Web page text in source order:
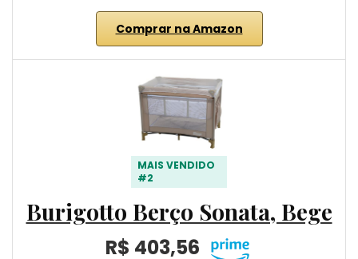
Comprar na Amazon
MAIS VENDIDO
#2
Burigotto Berço Sonata, Bege
R$ 403,56